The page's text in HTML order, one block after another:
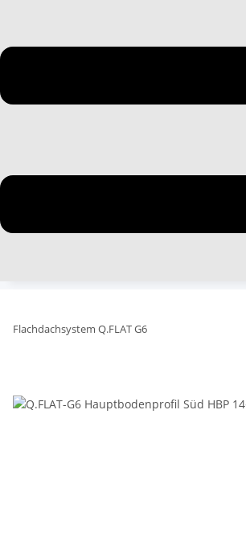
Flachdachsystem Q.FLAT G6